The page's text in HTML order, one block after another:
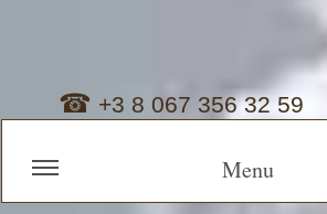
☎ +3 8 067 356 32 59
Menu